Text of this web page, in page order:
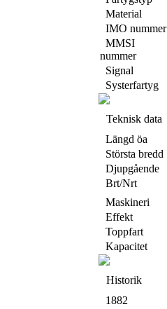
Material
IMO nummer
MMSI
nummer
Signal
Systerfartyg
Teknisk data
Längd öa
Största bredd
Djupgående
Brt/Nrt
Maskineri
Effekt
Toppfart
Kapacitet
Historik
1882